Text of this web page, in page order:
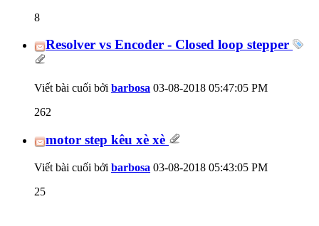
8
Resolver vs Encoder - Closed loop stepper
Viết bài cuối bởi barbosa 03-08-2018 05:47:05 PM
262
motor step kêu xè xè
Viết bài cuối bởi barbosa 03-08-2018 05:43:05 PM
25